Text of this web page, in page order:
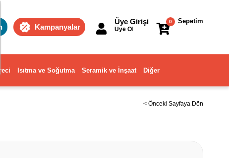
Kampanyalar
Sepetim
0
Üye Girişi
Üye Ol
Isıtma ve Soğutma Seramik ve İnşaat Diğer
< Önceki Sayfaya Dön